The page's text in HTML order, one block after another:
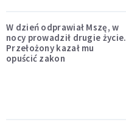
W dzień odprawiał Mszę, w
nocy prowadził drugie życie.
Przełożony kazał mu
opuścić zakon